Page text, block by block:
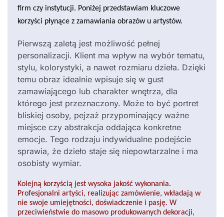
firm czy instytucji. Poniżej przedstawiam kluczowe
korzyści płynące z zamawiania obrazów u artystów.
Pierwszą zaletą jest możliwość pełnej
personalizacji. Klient ma wpływ na wybór tematu,
stylu, kolorystyki, a nawet rozmiaru dzieła. Dzięki
temu obraz idealnie wpisuje się w gust
zamawiającego lub charakter wnętrza, dla
którego jest przeznaczony. Może to być portret
bliskiej osoby, pejzaż przypominający ważne
miejsce czy abstrakcja oddająca konkretne
emocje. Tego rodzaju indywidualne podejście
sprawia, że dzieło staje się niepowtarzalne i ma
osobisty wymiar.
Kolejną korzyścią jest wysoka jakość wykonania.
Profesjonalni artyści, realizując zamówienie, wkładają w
nie swoje umiejętności, doświadczenie i pasję. W
przeciwieństwie do masowo produkowanych dekoracji,